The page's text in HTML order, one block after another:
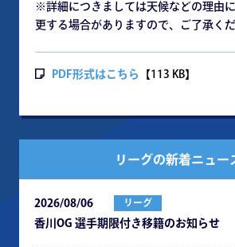
※詳細につきましては天候などの理由
更する場合がありますので、ご了承くだ
PDF形式はこちら 【113 KB】
リーグの新着ニュー
2026/08/06 リーグ
⾹川OG 選⼿期限付き移籍のお知らせ